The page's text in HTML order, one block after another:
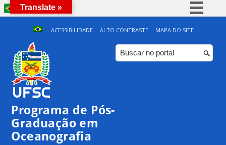
BRASIL
Simplifique!
Comunica BR
Participe
ACESSIBILIDADE ALTO CONTRASTE MAPA DO SITE
Programa de Pós-
Graduação em
Oceanografia
Translate »